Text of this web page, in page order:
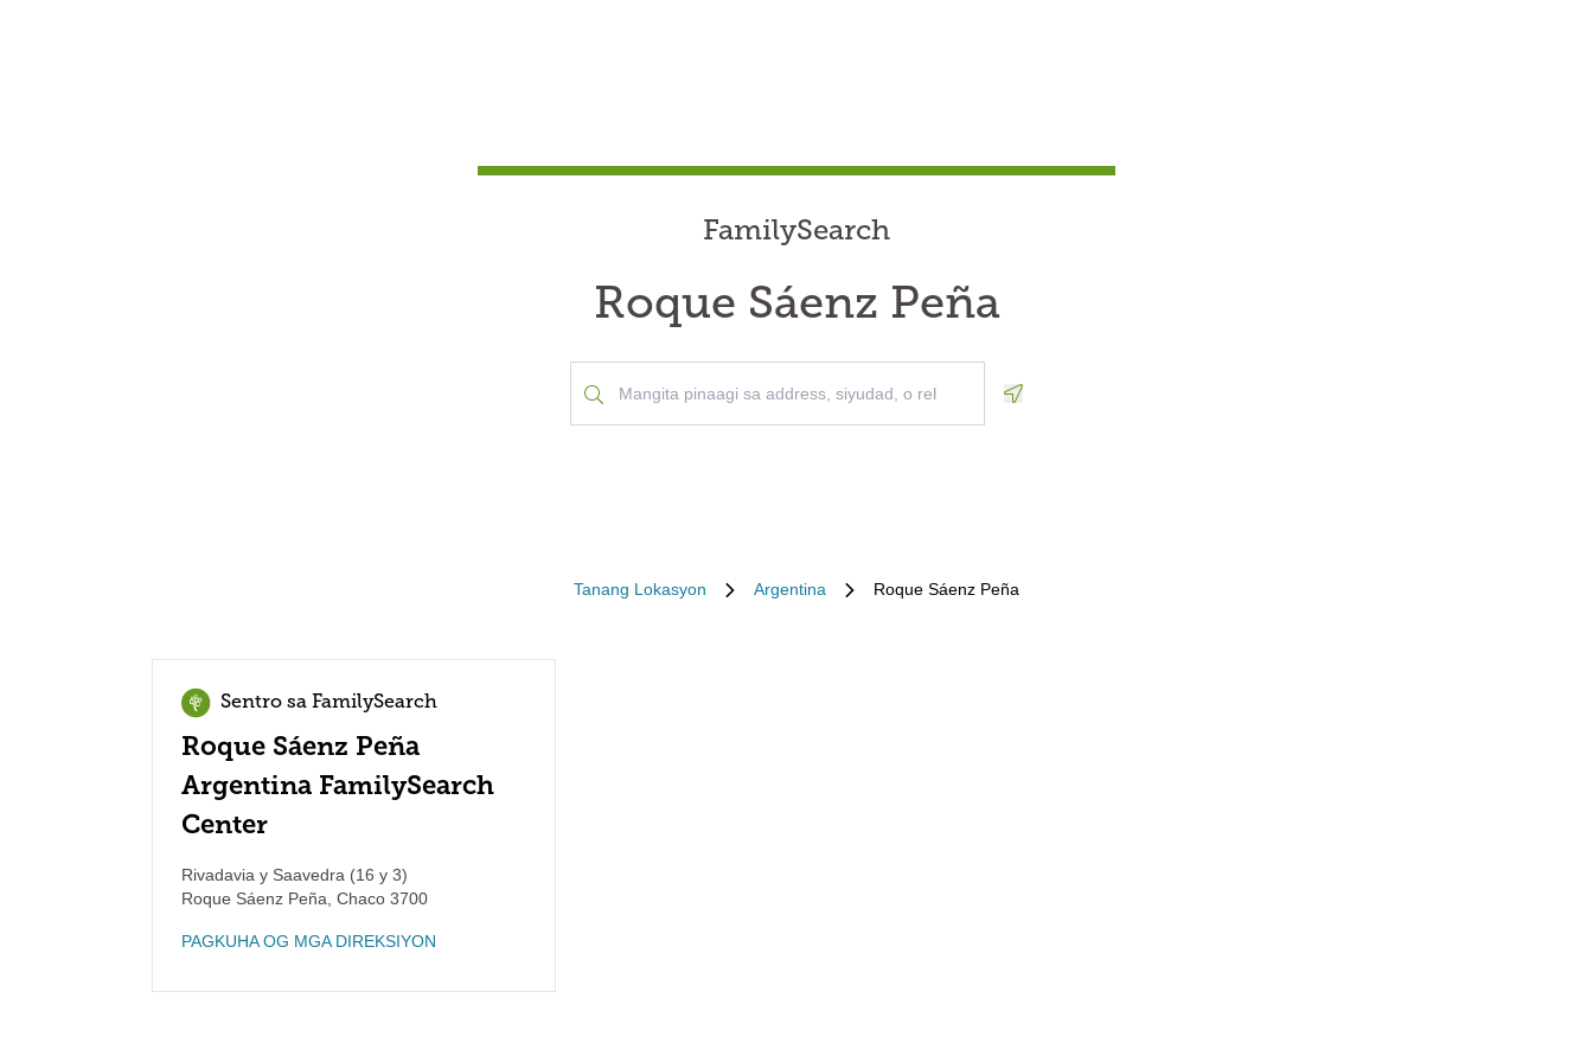
FamilySearch
Roque Sáenz Peña
Tanang Lokasyon Argentina Roque Sáenz Peña
Sentro sa FamilySearch
Roque Sáenz Peña
Argentina FamilySearch
Center
Rivadavia y Saavedra (16 y 3)
Roque Sáenz Peña Chaco 3700
PAGKUHA OG MGA DIREKSIYON